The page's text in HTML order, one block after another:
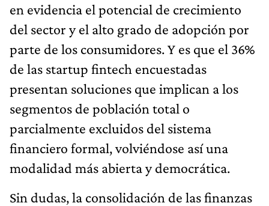
en evidencia el potencial de crecimiento
del sector y el alto grado de adopción por
parte de los consumidores. Y es que el 36%
de las startup fintech encuestadas
presentan soluciones que implican a los
segmentos de población total o
parcialmente excluidos del sistema
financiero formal, volviéndose así una
modalidad más abierta y democrática.
Sin dudas, la consolidación de las finanzas